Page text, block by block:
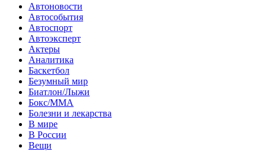
Автоновости
Автособытия
Автоспорт
Автоэксперт
Актеры
Аналитика
Баскетбол
Безумный мир
Биатлон/Лыжи
Бокс/MMA
Болезни и лекарства
В мире
В России
Вещи